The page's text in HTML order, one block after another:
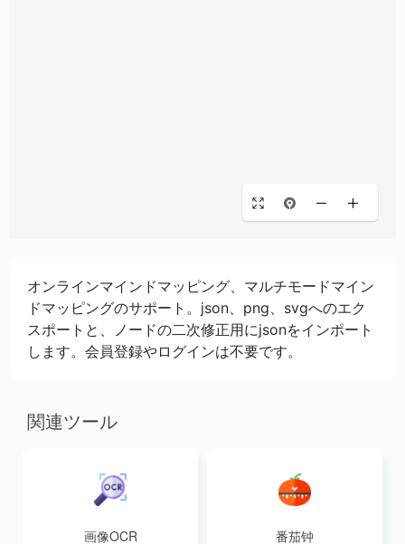
オンラインマインドマッピング、マルチモードマイン
ドマッピングのサポート。json、png、svgへのエク
スポートと、ノードの二次修正用にjsonをインポート
します。会員登録やログインは不要です。
関連ツール
画像OCR 番茄钟